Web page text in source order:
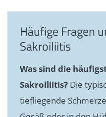
Häufige Fragen
Sakroiliitis
Was sind die
Sakroiliitis? Die
tiefliegende